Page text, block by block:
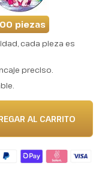
piezas
cada pieza es
preciso.
AL CARRITO